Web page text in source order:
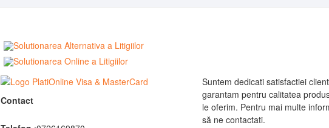
Contact
Suntem dedicati satisfactiei
garantam pentru calitatea
le oferim. Pentru mai multe
să ne contactati.